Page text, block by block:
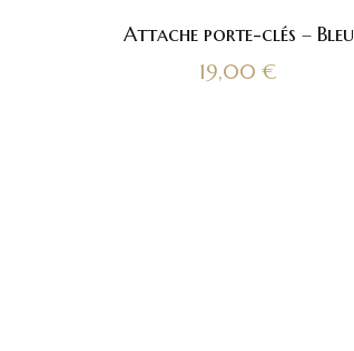
Attache porte-clés – Bleu
19,00 €